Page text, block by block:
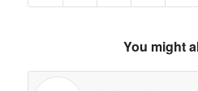
You might